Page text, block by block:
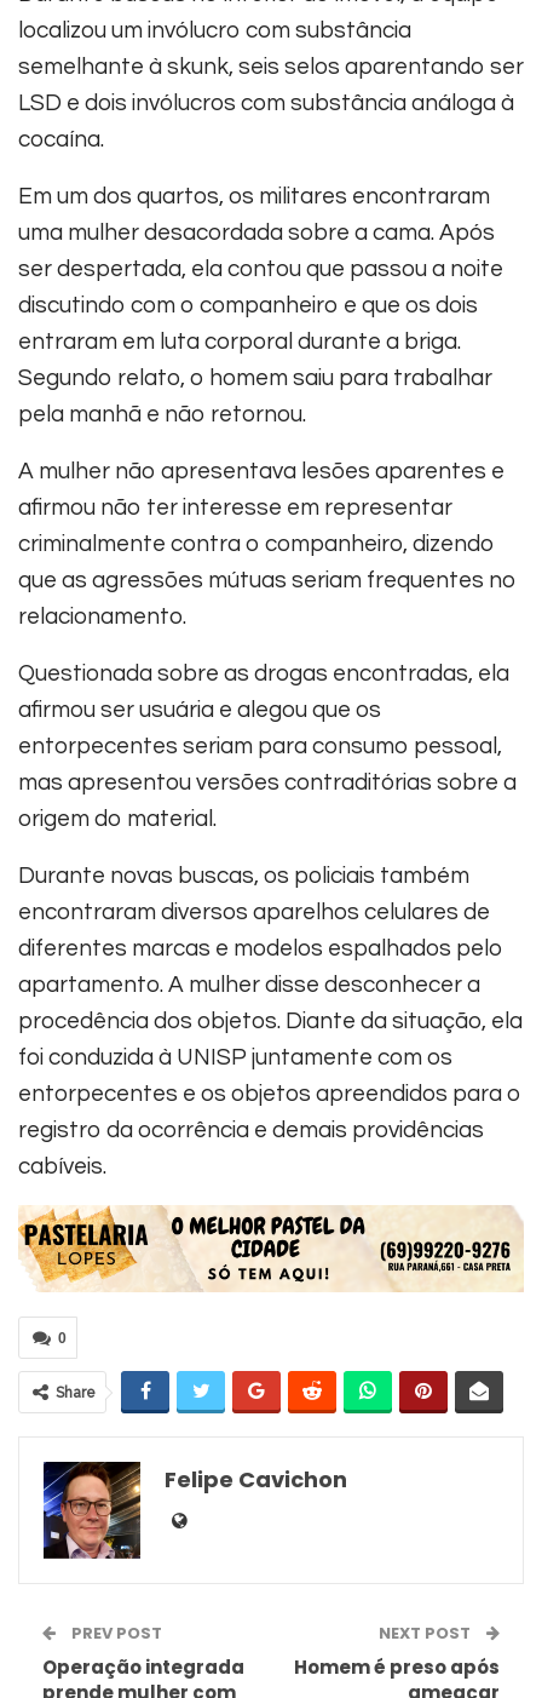
localizou um invólucro com substância
semelhante à skunk, seis selos aparentando ser
LSD e dois invólucros com substância análoga à
cocaína.
Em um dos quartos, os militares encontraram
uma mulher desacordada sobre a cama. Após
ser despertada, ela contou que passou a noite
discutindo com o companheiro e que os dois
entraram em luta corporal durante a briga.
Segundo relato, o homem saiu para trabalhar
pela manhã e não retornou.
A mulher não apresentava lesões aparentes e
afirmou não ter interesse em representar
criminalmente contra o companheiro, dizendo
que as agressões mútuas seriam frequentes no
relacionamento.
Questionada sobre as drogas encontradas, ela
afirmou ser usuária e alegou que os
entorpecentes seriam para consumo pessoal,
mas apresentou versões contraditórias sobre a
origem do material.
Durante novas buscas, os policiais também
encontraram diversos aparelhos celulares de
diferentes marcas e modelos espalhados pelo
apartamento. A mulher disse desconhecer a
procedência dos objetos. Diante da situação, ela
foi conduzida à UNISP juntamente com os
entorpecentes e os objetos apreendidos para o
registro da ocorrência e demais providências
cabíveis.
0
Share
Felipe Cavichon
PREV POST
Operação integrada
prende mulher com
NEXT POST
Homem é preso após
ameaçar